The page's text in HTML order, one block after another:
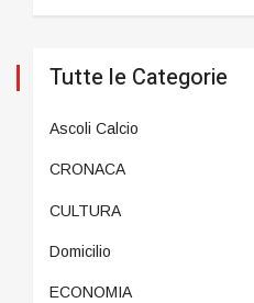
Tutte le Categorie
Ascoli Calcio
CRONACA
CULTURA
Domicilio
ECONOMIA